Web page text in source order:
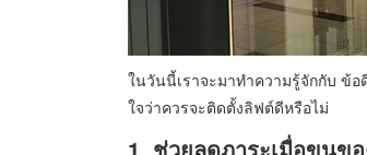
ในวันนี้เราจะมาทำความรู้จักกับ ข้
ใจว่าควรจะติดตั้งลิฟต์ดีหรือไม่